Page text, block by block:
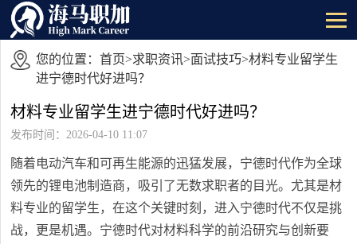
您的位置： 首页>求职资讯>面试技巧>材料专业留学生
进宁德时代好进吗？
材料专业留学生进宁德时代好进吗？
发布时间：2026-04-10 11:07
随着电动汽车和可再生能源的迅猛发展，宁德时代作为全球
领先的锂电池制造商，吸引了无数求职者的目光。尤其是材
料专业的留学生，在这个关键时刻，进入宁德时代不仅是挑
战，更是机遇。宁德时代对材料科学的前沿研究与创新要